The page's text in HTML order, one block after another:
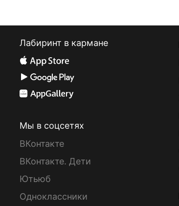
Лабиринт в кармане
Мы в соцсетях
ВКонтакте
ВКонтакте. Дети
Ютьюб
Одноклассники